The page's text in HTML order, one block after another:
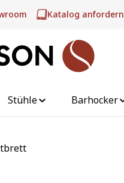
springen springen
Katalog anfordern
Stühle Barhocker
überspringen